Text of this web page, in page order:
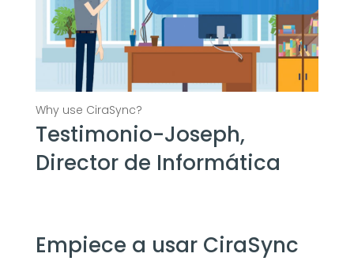
Testimonio-Joseph,
Director de Informática
Empiece a usar CiraSync